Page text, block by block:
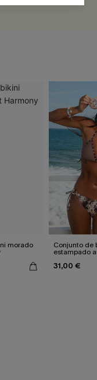
morado Conjunto de
estampado
31,00 €